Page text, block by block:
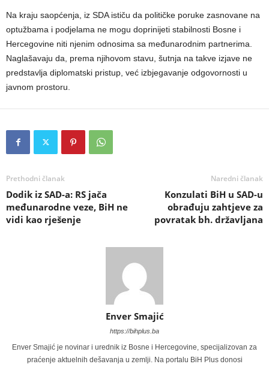
Na kraju saopćenja, iz SDA ističu da političke poruke zasnovane na
optužbama i podjelama ne mogu doprinijeti stabilnosti Bosne i
Hercegovine niti njenim odnosima sa međunarodnim partnerima.
Naglašavaju da, prema njihovom stavu, šutnja na takve izjave ne
predstavlja diplomatski pristup, već izbjegavanje odgovornosti u
javnom prostoru.
Prethodni članak
Dodik iz SAD-a: RS jača
međunarodne veze, BiH ne
vidi kao rješenje
Naredni članak
Konzulati BiH u SAD-u
obrađuju zahtjeve za
povratak bh. državljana
Enver Smajić
https://bihplus.ba
Enver Smajić je novinar i urednik iz Bosne i Hercegovine, specijalizovan za
praćenje aktuelnih dešavanja u zemlji. Na portalu BiH Plus donosi